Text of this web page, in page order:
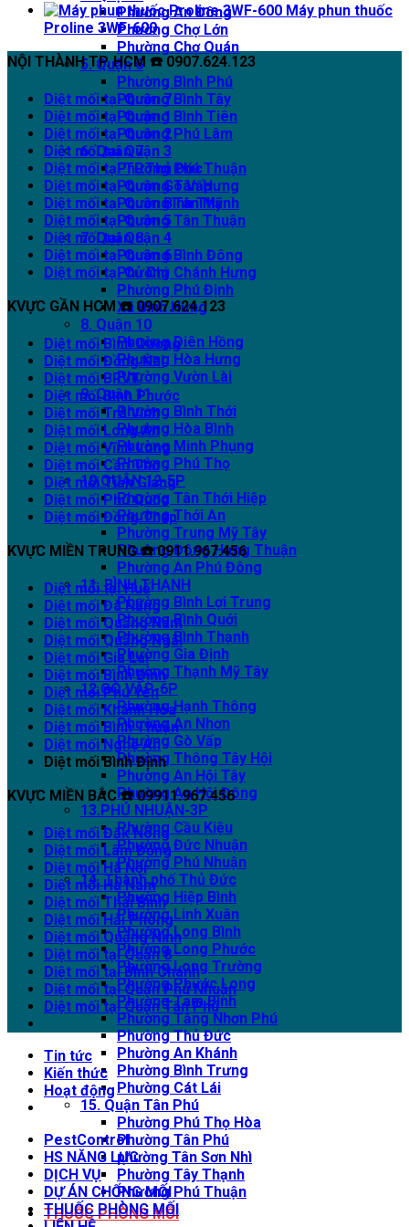
Phường An Đông
Phường Chợ Lớn
Phường Chợ Quán
5. Quận 6
Phường Bình Phú
Phường Bình Tây
Phường Bình Tiên
Phường Phú Lâm
6. Quận 7
Phường Phú Thuận
Phường Tân Hưng
Phường Tân Mỹ
Phường Tân Thuận
7. Quận 8
Phường Bình Đông
Phường Chánh Hưng
Phường Phú Định
Xã Bình Hưng
8. Quận 10
Phường Diên Hồng
Phường Hòa Hưng
Phường Vườn Lài
9. Quận 11
Phường Bình Thới
Phường Hòa Bình
Phường Minh Phụng
Phường Phú Thọ
10.QUẬN 12-5P
Phường Tân Thới Hiệp
Phường Thới An
Phường Trung Mỹ Tây
Phường Đông Hưng Thuận
Phường An Phú Đông
11. BÌNH THẠNH
Phường Bình Lợi Trung
Phường Bình Quới
Phường Bình Thạnh
Phường Gia Định
Phường Thạnh Mỹ Tây
12.GÒ VẤP-6P
Phường Hạnh Thông
Phường An Nhơn
Phường Gò Vấp
Phường Thông Tây Hội
Phường An Hội Tây
Phường An Hội Đông
13.PHÚ NHUẬN-3P
Phường Cầu Kiệu
Phường Đức Nhuận
Phường Phú Nhuận
14. Thành phố Thủ Đức
Phường Hiệp Bình
Phường Linh Xuân
Phường Long Bình
Phường Long Phước
Phường Long Trường
Phường Phước Long
Phường Tam Bình
Phường Tăng Nhơn Phú
Phường Thủ Đức
Phường An Khánh
Phường Bình Trưng
Phường Cát Lái
15. Quận Tân Phú
Phường Phú Thọ Hòa
Phường Tân Phú
phường Tân Sơn Nhì
Phường Tây Thạnh
Phường Phú Thuận
THUỐC PHÒNG MỐI
Máy phun thuốc
Proline 3WF-600
NỘI THÀNH TP. HCM ☎️ 0907.624.123
Diệt mối tại Quận 7
Diệt mối tại Quận 1
Diệt mối tại Quận 2
Diệt mối tại Quận 3
Diệt mối tại TP.Thủ Đức
Diệt mối tại Quận Gò Vấp
Diệt mối tại Quận Bình Thạnh
Diệt mối tại Quận 5
Diệt mối tại Quận 4
Diệt mối tại Quận 6
Diệt mối tại Củ Chi
KVỰC GẦN HCM ☎️ 0907.624.123
Diệt mối Bình Dương
Diệt mối Đồng Nai
Diệt mối BRVT
Diệt mối Bình Phước
Diệt mối Trà Vinh
Diệt mối Long An
Diệt mối Vĩnh Long
Diệt mối Cần Thơ
Diệt mối Tiền Giang
Diệt mối Phú Quốc
Diệt mối Đồng Tháp
KVỰC MIỀN TRUNG ☎️ 0911.967.456
Diệt mối tại Huế
Diệt mối Đà Nẵng
Diệt mối Quảng Nam
Diệt mối Quảng Ngãi
Diệt mối Gia Lai
Diệt mối Bình Định
Diệt mối Phú Yên
Diệt mối Khánh Hòa
Diệt mối Bình Thuận
Diệt mối Nghệ An
Diệt mối Bình Định
KVỰC MIỀN BẮC ☎️ 09911.967.456
Diệt mối Đăk Nông
Diệt mối Lâm Đồng
Diệt mối Hà Nội
Diệt mối Hà Nam
Diệt mối Thái Bình
Diệt mối Hải Phòng
Diệt mối Quảng Ninh
Diệt mối tại Quận 8
Diệt mối tại Bình Chánh
Diệt mối tại Quận Phú Nhuận
Diệt mối tại Quận Tân Phú
Tin tức
Kiến thức
Hoạt động
PestControl
HS NĂNG LỰC
DỊCH VỤ
DỰ ÁN CHỐNG MỐI
THUỐC PHÒNG MỐI